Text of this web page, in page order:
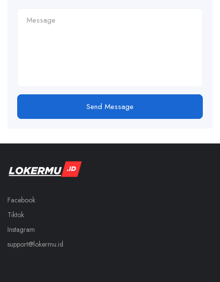
Send Message
Facebook
Tiktok
Instagram
support@lokermu.id